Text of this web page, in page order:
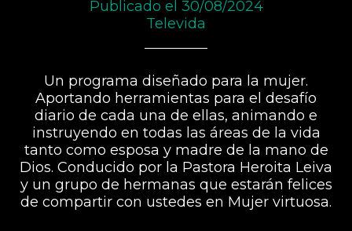
Publicado el 30/08/2024
Televida
Un programa diseñado para la mujer.
Aportando herramientas para el desafío
diario de cada una de ellas, animando e
instruyendo en todas las áreas de la vida
tanto como esposa y madre de la mano de
Dios. Conducido por la Pastora Heroita Leiva
y un grupo de hermanas que estarán felices
de compartir con ustedes en Mujer virtuosa.